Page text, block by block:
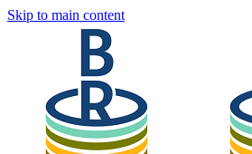
Skip to main content